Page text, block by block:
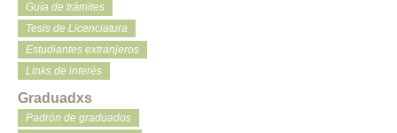
Guía de trámites
Tesis de Licenciatura
Estudiantes extranjeros
Links de interés
Graduadxs
Padrón de graduados